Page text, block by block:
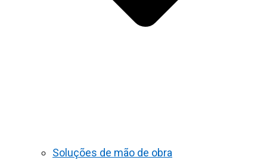
Soluções de mão de obra